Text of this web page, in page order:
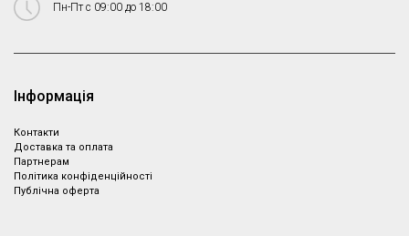
Пн-Пт с 09:00 до 18:00
Інформація
Контакти
Доставка та оплата
Партнeрам
Політика конфіденційності
Публічна оферта